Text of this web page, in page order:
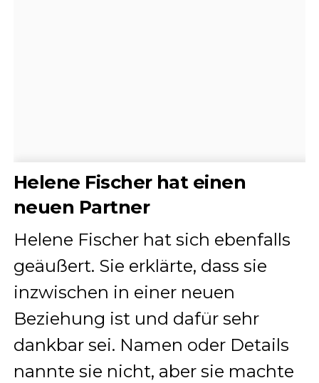
Helene Fischer hat einen
neuen Partner
Helene Fischer hat sich ebenfalls
geäußert. Sie erklärte, dass sie
inzwischen in einer neuen
Beziehung ist und dafür sehr
dankbar sei. Namen oder Details
nannte sie nicht, aber sie machte